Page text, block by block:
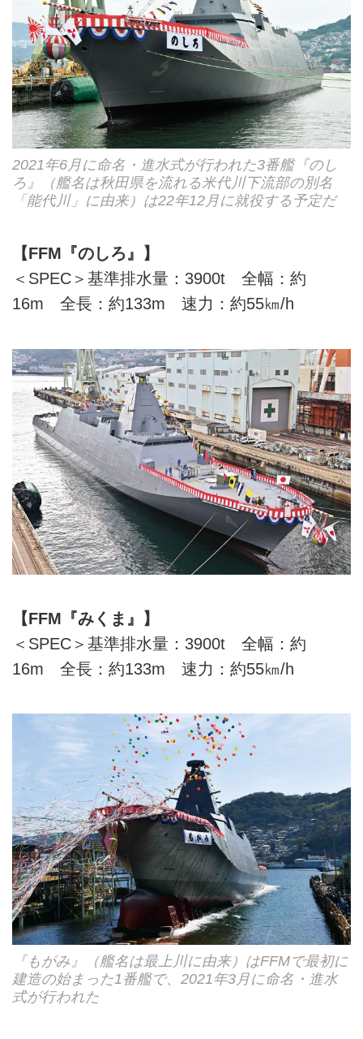
2021年6月に命名・進水式が行われた3番艦『のし
ろ』（艦名は秋田県を流れる米代川下流部の別名
「能代川」に由来）は22年12月に就役する予定だ
【FFM『のしろ』】
＜SPEC＞基準排水量：3900t 全幅：約
16m 全長：約133m 速力：約55㎞/h
【FFM『みくま』】
＜SPEC＞基準排水量：3900t 全幅：約
16m 全長：約133m 速力：約55㎞/h
『もがみ』（艦名は最上川に由来）はFFMで最初に
建造の始まった1番艦で、2021年3月に命名・進水
式が行われた